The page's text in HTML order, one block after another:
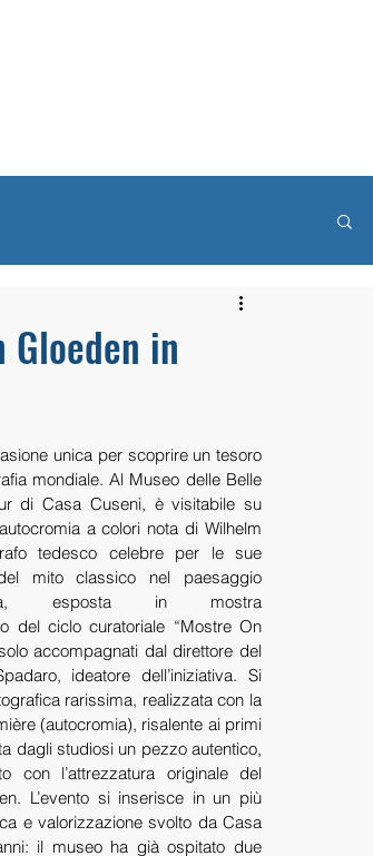
in
unica per scoprire un tesoro
mondiale. Al Museo delle Belle
di Casa Cuseni, è visitabile su
a colori nota di Wilhelm
tedesco celebre per le sue
mito classico nel paesaggio
esposta in mostra
del ciclo curatoriale “Mostre On
accompagnati dal direttore del
ideatore dell’iniziativa. Si
rarissima, realizzata con la
(autocromia), risalente ai primi
dagli studiosi un pezzo autentico,
con l’attrezzatura originale del
L’evento si inserisce in un più
e valorizzazione svolto da Casa
il museo ha già ospitato due